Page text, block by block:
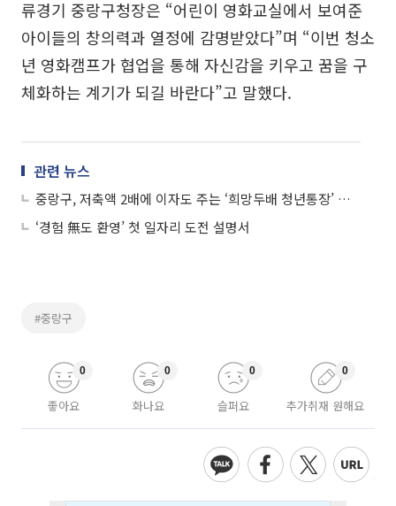
류경기 중랑구청장은 “어린이 영화교실에서 보여준
아이들의 창의력과 열정에 감명받았다”며 “이번 청소
년 영화캠프가 협업을 통해 자신감을 키우고 꿈을 구
체화하는 계기가 되길 바란다”고 말했다.
관련 뉴스
중랑구, 저축액 2배에 이자도 주는 ‘희망두배 청년통장’ 참여자 모집
‘경험 無도 환영’ 첫 일자리 도전 설명서
#중랑구
좋아요
0
화나요
0
슬퍼요
0
추가취재 원해요
0